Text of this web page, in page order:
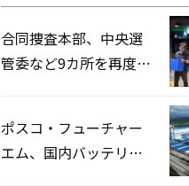
合同捜査本部、中央選
管委など9カ所を再度家
ポスコ・フューチャー
エム、国内バッテリー